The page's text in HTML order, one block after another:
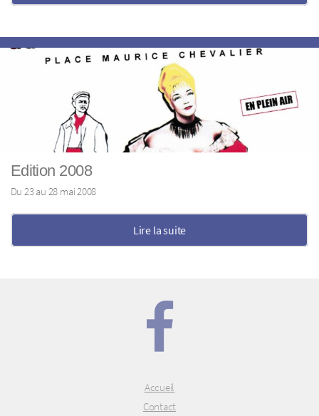
Edition 2008
Du 23 au 28 mai 2008
Lire la suite
Accueil
Contact